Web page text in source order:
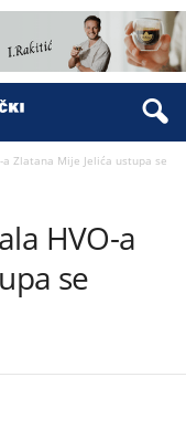
Zlatana Mije Jelića ustupa se
HVO-a
se